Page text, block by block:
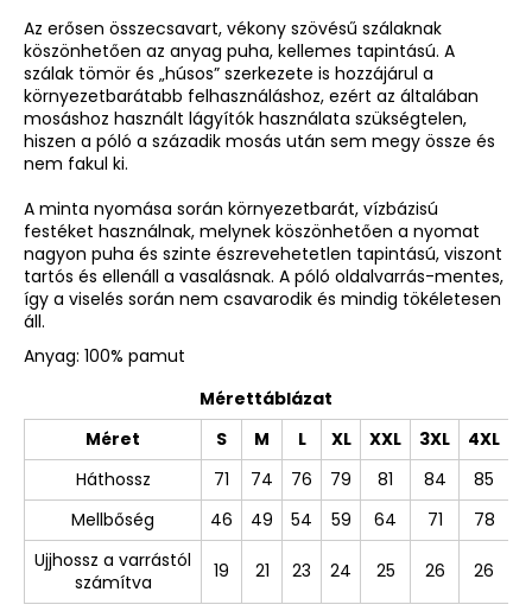
Az erősen összecsavart, vékony szövésű szálaknak
köszönhetően az anyag puha, kellemes tapintású. A
szálak tömör és „húsos” szerkezete is hozzájárul a
környezetbarátabb felhasználáshoz, ezért az általában
mosáshoz használt lágyítók használata szükségtelen,
hiszen a póló a századik mosás után sem megy össze és
nem fakul ki.
A minta nyomása során környezetbarát, vízbázisú
festéket használnak, melynek köszönhetően a nyomat
nagyon puha és szinte észrevehetetlen tapintású, viszont
tartós és ellenáll a vasalásnak. A póló oldalvarrás-mentes,
így a viselés során nem csavarodik és mindig tökéletesen
áll.
Anyag: 100% pamut
Mérettáblázat
Méret
S M L XL XXL 3XL
4XL
Háthossz
71 74 76 79 81 84
85
Mellbőség
46 49 54 59 64 71
78
Ujjhossz a varrástól
számítva
19 21 23 24 25 26 26